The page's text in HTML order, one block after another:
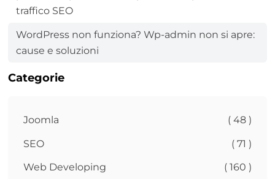
traffico SEO
WordPress non funziona? Wp-admin non si apre:
cause e soluzioni
Categorie
Joomla ( 48 )
SEO ( 71 )
Web Developing ( 160 )